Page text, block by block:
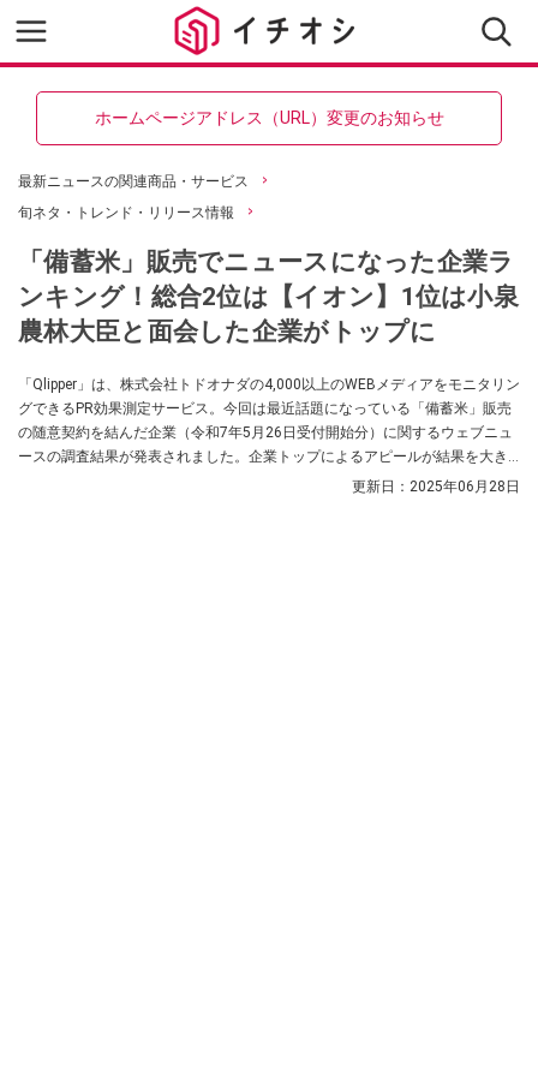
ホームページアドレス（URL）変更のお知らせ
最新ニュースの関連商品・サービス
旬ネタ・トレンド・リリース情報
「備蓄米」販売でニュースになった企業ラ
ンキング！総合2位は【イオン】1位は小泉
農林大臣と面会した企業がトップに
「Qlipper」は、株式会社トドオナダの4,000以上のWEBメディアをモニタリン
グできるPR効果測定サービス。今回は最近話題になっている「備蓄米」販売
の随意契約を結んだ企業（令和7年5月26日受付開始分）に関するウェブニュ
ースの調査結果が発表されました。企業トップによるアピールが結果を大き
く左右した結果になっているようです。記事数・PV・Xで話題になった企業
更新日： 2025年06月28日